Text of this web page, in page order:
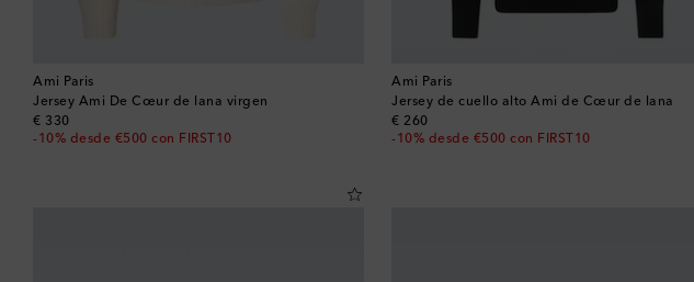
Ami Paris
Jersey Ami De Cœur de lana virgen
€ 330
original price
-10% desde €500 con FIRST10
Ami Paris
Jersey de cuello alto Ami de Cœur de lana
€ 260
original price
-10% desde €500 con FIRST10